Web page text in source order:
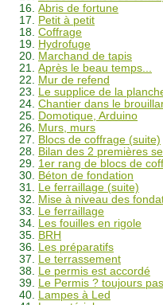
Abris de fortune
Petit à petit
Coffrage
Hydrofuge
Marchand de tapis
Après le beau temps...
Mur de refend
Le supplice de la
Chantier dans le
Domotique, Arduino
Murs, murs
Blocs de coffrage (suite)
Bilan des 2 premières
1er rang de blocs de
Béton de fondation
Le ferraillage (suite)
Mise à niveau des
Le ferraillage
Les fouilles en rigole
BRH
Les préparatifs
Le terrassement
Le permis est accordé
Le Permis ? toujours
Lampes à Led